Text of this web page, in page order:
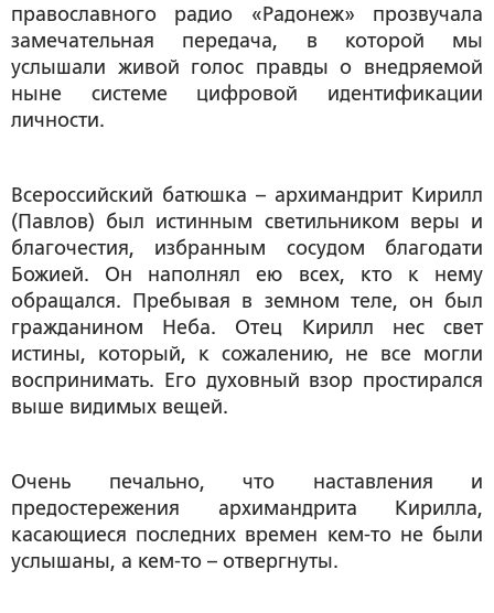
православного радио «Радонеж» прозвучала
замечательная передача, в которой мы
услышали живой голос правды о внедряемой
ныне системе цифровой идентификации
личности.
Всероссийский батюшка – архимандрит Кирилл
(Павлов) был истинным светильником веры и
благочестия, избранным сосудом благодати
Божией. Он наполнял ею всех, кто к нему
обращался. Пребывая в земном теле, он был
гражданином Неба. Отец Кирилл нес свет
истины, который, к сожалению, не все могли
воспринимать. Его духовный взор простирался
выше видимых вещей.
Очень печально, что наставления и
предостережения архимандрита Кирилла,
касающиеся последних времен кем-то не были
услышаны, а кем-то – отвергнуты.